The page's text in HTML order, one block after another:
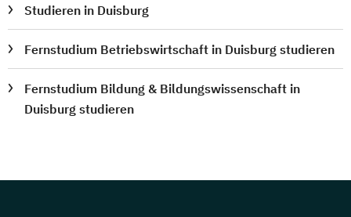
Studieren in Duisburg
Fernstudium Betriebswirtschaft in Duisburg studieren
Fernstudium Bildung & Bildungswissenschaft in
Duisburg studieren